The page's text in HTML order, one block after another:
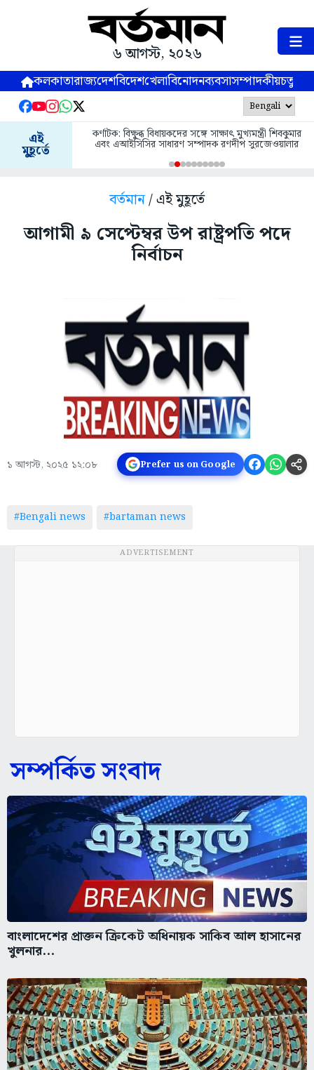
৬ আগস্ট, ২০২৬
কলকাতারাজ্যদেশবিদেশখেলাবিনোদনব্যবসাসম্পাদকীয়
এই
মুহূর্তে
কর্ণাটক: বিক্ষুব্ধ বিধায়কদের সঙ্গে সাক্ষাৎ মুখ্যমন্ত্রী শিবকুমার
এবং এআইসিসির সাধারণ সম্পাদক রণদীপ সুরজেওয়ালার
বর্তমান/ এই মুহূর্তে
আগামী ৯ সেপ্টেম্বর উপ রাষ্ট্রপতি পদে
নির্বাচন
১ আগস্ট, ২০২৫ ১২:০৮ Prefer us on Google
#Bengali news #bartaman news
ADVERTISEMENT
সম্পর্কিত সংবাদ
বাংলাদেশের প্রাক্তন ক্রিকেট অধিনায়ক সাকিব আল হাসানের
খুলনার...